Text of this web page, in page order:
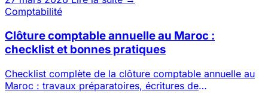
Comptabilité
Clôture comptable annuelle au Maroc :
checklist et bonnes pratiques
Checklist complète de la clôture comptable annuelle au
Maroc : travaux préparatoires, écritures de